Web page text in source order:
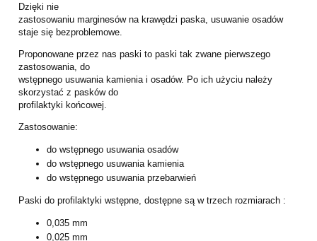
Dzięki nie
zastosowaniu marginesów na krawędzi paska, usuwanie osadów
staje się bezproblemowe.
Proponowane przez nas paski to paski tak zwane pierwszego
zastosowania, do
wstępnego usuwania kamienia i osadów. Po ich użyciu należy
skorzystać z pasków do
profilaktyki końcowej.
Zastosowanie:
do wstępnego usuwania osadów
do wstępnego usuwania kamienia
do wstępnego usuwania przebarwień
Paski do profilaktyki wstępne, dostępne są w trzech rozmiarach :
0,035 mm
0,025 mm